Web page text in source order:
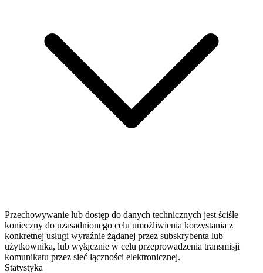
Przechowywanie lub dostęp do danych technicznych jest ściśle
konieczny do uzasadnionego celu umożliwienia korzystania z
konkretnej usługi wyraźnie żądanej przez subskrybenta lub
użytkownika, lub wyłącznie w celu przeprowadzenia transmisji
komunikatu przez sieć łączności elektronicznej.
Statystyka